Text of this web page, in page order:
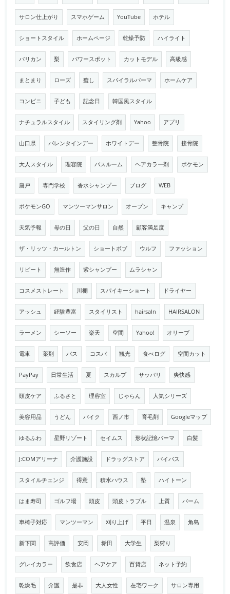
サロン仕上がり スマホゲーム YouTube ホテル
ショートスタイル ホームページ 乾燥予防 ハイライト
バリカン 梨 パワースポット カットモデル 高級感
まとまり ローズ 癒し スパイラルパーマ ホームケア
コンビニ 子ども 記念日 韓国風スタイル
ナチュラルスタイル スタイリング剤 Yahoo アプリ
山口県 バレンタインデー ホワイトデー 整骨院 接骨院
大人スタイル 理容院 バスルーム ヘアカラー剤 ポケモン
唐戸 専門学校 香水シャンプー ブログ WEB
ポケモンGO マンツーマンサロン オープン キャンプ
天気予報 母の日 父の日 自然 顧客満足度
ザ・リッツ・カールトン ショートボブ ウルフ ファッション
リピート 無造作 紫シャンプー ムラシャン
コスメストレート 川棚 スパイキーショート ドライヤー
アッシュ 経験豊富 スタイリスト hairsaln HAIRSALON
ラーメン シーソー 楽天 空間 Yahoo! オリーブ
電車 薬剤 バス コスパ 観光 食べログ 空間カット
PayPay 日常生活 夏 スカルプ サッパリ 爽快感
頭皮ケア ふるさと 理容室 じゃらん 人気シリーズ
美容用品 うどん バイク 西ノ市 育毛剤 Googleマップ
ゆるふわ 星野リゾート セイムス 形状記憶パーマ 白髪
J:COMアリーナ 介護施設 ドラッグストア バイパス
スタイルチェンジ 得意 積水ハウス 塾 ハイトーン
はま寿司 ゴルフ場 頭皮 頭皮トラブル 上質 バーム
車椅子対応 マンツーマン 刈り上げ 平日 温泉 角島
新下関 高評価 安岡 垢田 大学生 梨狩り
グレイカラー 飲食店 ヘアケア 百貨店 ネット予約
乾燥毛 介護 是非 大人女性 在宅ワーク サロン専用